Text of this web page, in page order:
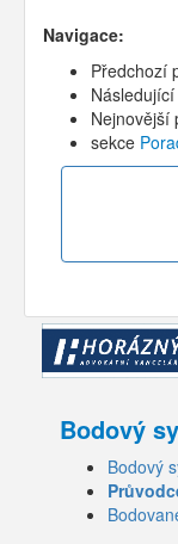
Navigace:
Předchozí
Nejnovější
sekce
Bodový
Bodový